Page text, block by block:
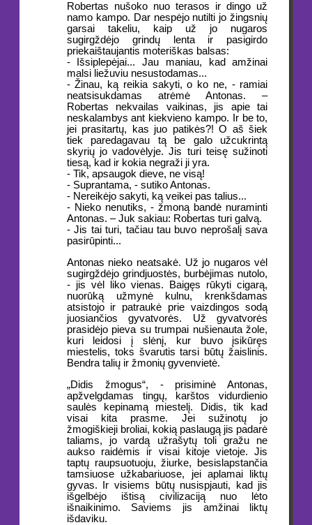
Robertas nušoko nuo terasos ir dingo už
namo kampo. Dar nespėjo nutilti jo žingsnių
garsai takeliu, kaip už jo nugaros
sugirgždėjo grindų lenta ir pasigirdo
priekaištaujantis moteriškas balsas:
- Išsiplepėjai... Jau maniau, kad amžinai
malsi liežuviu nesustodamas...
- Žinau, ką reikia sakyti, o ko ne, - ramiai
neatsisukdamas atrėmė Antonas. –
Robertas nekvailas vaikinas, jis apie tai
neskalambys ant kiekvieno kampo. Ir be to,
jei prasitartų, kas juo patikės?! O aš šiek
tiek paredagavau tą be galo užcukrintą
skyrių jo vadovėlyje. Jis turi teisę sužinoti
tiesą, kad ir kokia negraži ji yra.
- Tik, apsaugok dieve, ne visą!
- Suprantama, - sutiko Antonas.
- Nereikėjo sakyti, ką veikei pas talius...
- Nieko nenutiks, - žmoną bandė nuraminti
Antonas. – Juk sakiau: Robertas turi galvą.
- Jis tai turi, tačiau tau buvo neprošalį sava
pasirūpinti...
Antonas nieko neatsakė. Už jo nugaros vėl
sugirgždėjo grindjuostės, burbėjimas nutolo,
- jis vėl liko vienas. Baigęs rūkyti cigarą,
nuorūką užmynė kulnu, krenkšdamas
atsistojo ir patraukė prie vaizdingos sodą
juosiančios gyvatvorės. Už gyvatvorės
prasidėjo pieva su trumpai nušienauta žole,
kuri leidosi į slėnį, kur buvo įsikūręs
miestelis, toks švarutis tarsi būtų žaislinis.
Bendra talių ir žmonių gyvenvietė.
„Didis žmogus“, - prisiminė Antonas,
apžvelgdamas tingų, karštos vidurdienio
saulės kepinamą miestelį. Didis, tik kad
visai kita prasme. Jei sužinotų jo
žmogiškieji broliai, kokią paslaugą jis padarė
taliams, jo vardą užrašytų toli gražu ne
aukso raidėmis ir visai kitoje vietoje. Jis
taptų raupsuotuoju, žiurke, besislapstančia
tamsiuose užkabariuose, jei aplamai liktų
gyvas. Ir visiems būtų nusispjauti, kad jis
išgelbėjo ištisą civilizaciją nuo lėto
išnaikinimo. Saviems jis amžinai liktų
išdaviku.